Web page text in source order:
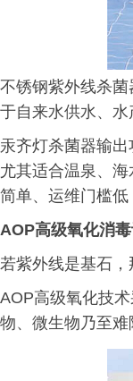
不锈钢紫外线杀
于自来水供水、
汞齐灯杀菌器输
尤其适合温泉、
简单、运维门槛低
AOP高级氧化消
若紫外线是基石，
AOP高级氧化技
物、微生物乃至